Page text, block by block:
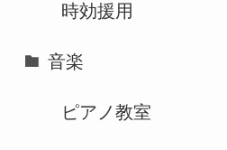
時効援用
音楽
ピアノ教室